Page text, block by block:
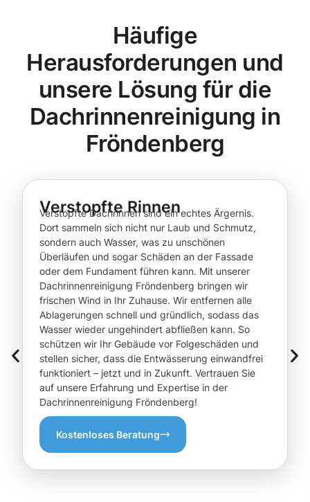
Häufige
Herausforderungen und
unsere Lösung für die
Dachrinnenreinigung in
Fröndenberg
Verstopfte Rinnen
Verstopfte Dachrinnen sind ein echtes Ärgernis.
Dort sammeln sich nicht nur Laub und Schmutz,
sondern auch Wasser, was zu unschönen
Überläufen und sogar Schäden an der Fassade
oder dem Fundament führen kann. Mit unserer
Dachrinnenreinigung Fröndenberg bringen wir
frischen Wind in Ihr Zuhause. Wir entfernen alle
Ablagerungen schnell und gründlich, sodass das
Wasser wieder ungehindert abfließen kann. So
schützen wir Ihr Gebäude vor Folgeschäden und
stellen sicher, dass die Entwässerung einwandfrei
funktioniert – jetzt und in Zukunft. Vertrauen Sie
auf unsere Erfahrung und Expertise in der
Dachrinnenreinigung Fröndenberg!
Kostenloses Beratung